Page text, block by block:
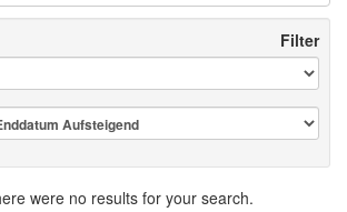
Filter
were no results for your search.